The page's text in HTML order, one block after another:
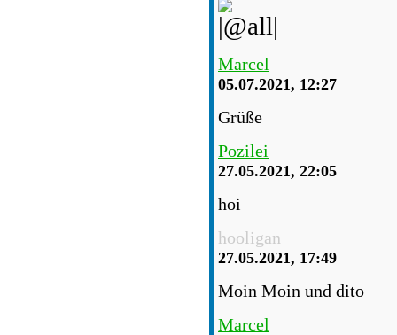
Marcel
05.07.2021, 12:27
Grüße
Pozilei
27.05.2021, 22:05
hoi
hooligan
27.05.2021, 17:49
Moin Moin und dito
Marcel